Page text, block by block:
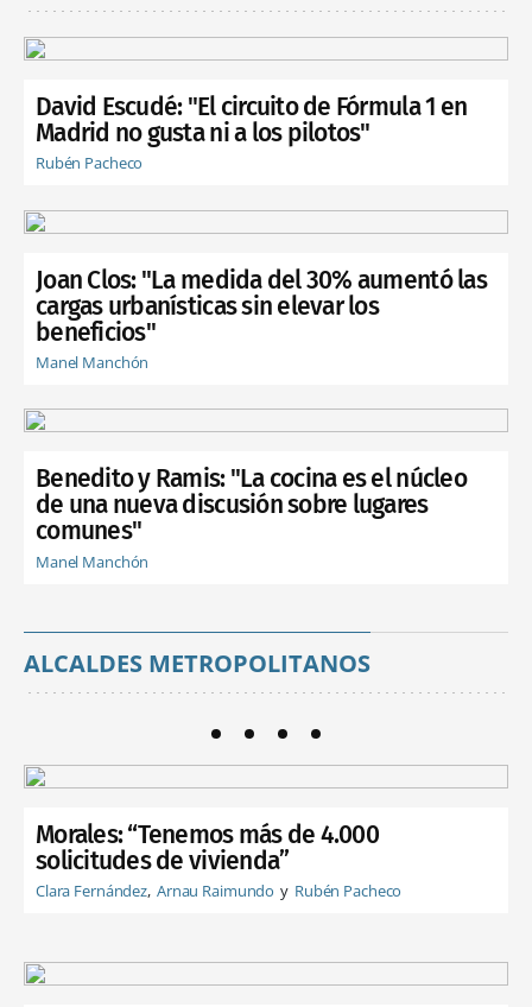
David Escudé: "El circuito de Fórmula 1 en
Madrid no gusta ni a los pilotos"
Rubén Pacheco
Joan Clos: "La medida del 30% aumentó las
cargas urbanísticas sin elevar los
beneficios"
Manel Manchón
Benedito y Ramis: "La cocina es el núcleo
de una nueva discusión sobre lugares
comunes"
Manel Manchón
ALCALDES METROPOLITANOS
Morales: “Tenemos más de 4.000
solicitudes de vivienda”
Clara Fernández Arnau Raimundo Rubén Pacheco